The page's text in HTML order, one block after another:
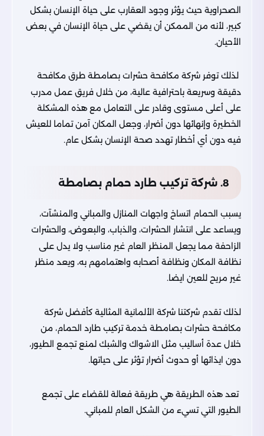
الصحراوية حيث يؤثر وجود العقارب على حياة الإنسان بشكل
كبير، لأنه من الممكن أن يقضي على حياة الإنسان في بعض
الأحيان.
لذلك توفر شركة مكافحة حشرات بصامطة طرق مكافحة
دقيقة وسريعة باحترافية عالية، من خلال فريق عمل مدرب
على أعلى مستوى وقادر على التعامل مع هذه المشكلة
الخطيرة وإنهائها دون أضرار، وجعل المكان آمن تماما للعيش
فيه دون أي أخطار تهدد صحة الإنسان بشكل عام.
8. شركة تركيب طارد حمام بصامطة
يسبب الحمام اتساخ واجهات المنازل والمباني والمنشآت،
ويساعد على انتشار الحشرات، والذباب، والبعوض، والحشرات
الزاحفة مما يجعل المنظر العام غير مناسب ولا يدل على
نظافة المكان ونظافة أصحابه واهتمامهم به، ويعد منظر
غير مريح للعين ايضا.
لذلك تقدم شركتنا شركة الألمانية المثالية كأفضل شركة
مكافحة حشرات بصامطة خدمة تركيب طارد الحمام، من
خلال عدة أساليب مثل الاشواك والشبك لمنع تجمع الطيور،
دون ايذائها أو حدوث أضرار تؤثر على حياتها.
تعد هذه الطريقة هي طريقة فعالة للقضاء على تجمع
الطيور التي تسيء من الشكل العام للمباني.